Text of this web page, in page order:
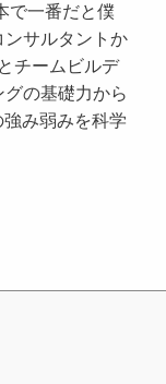
で一番だと僕
ンサルタントか
チームビルデ
の基礎力から
み弱みを科学